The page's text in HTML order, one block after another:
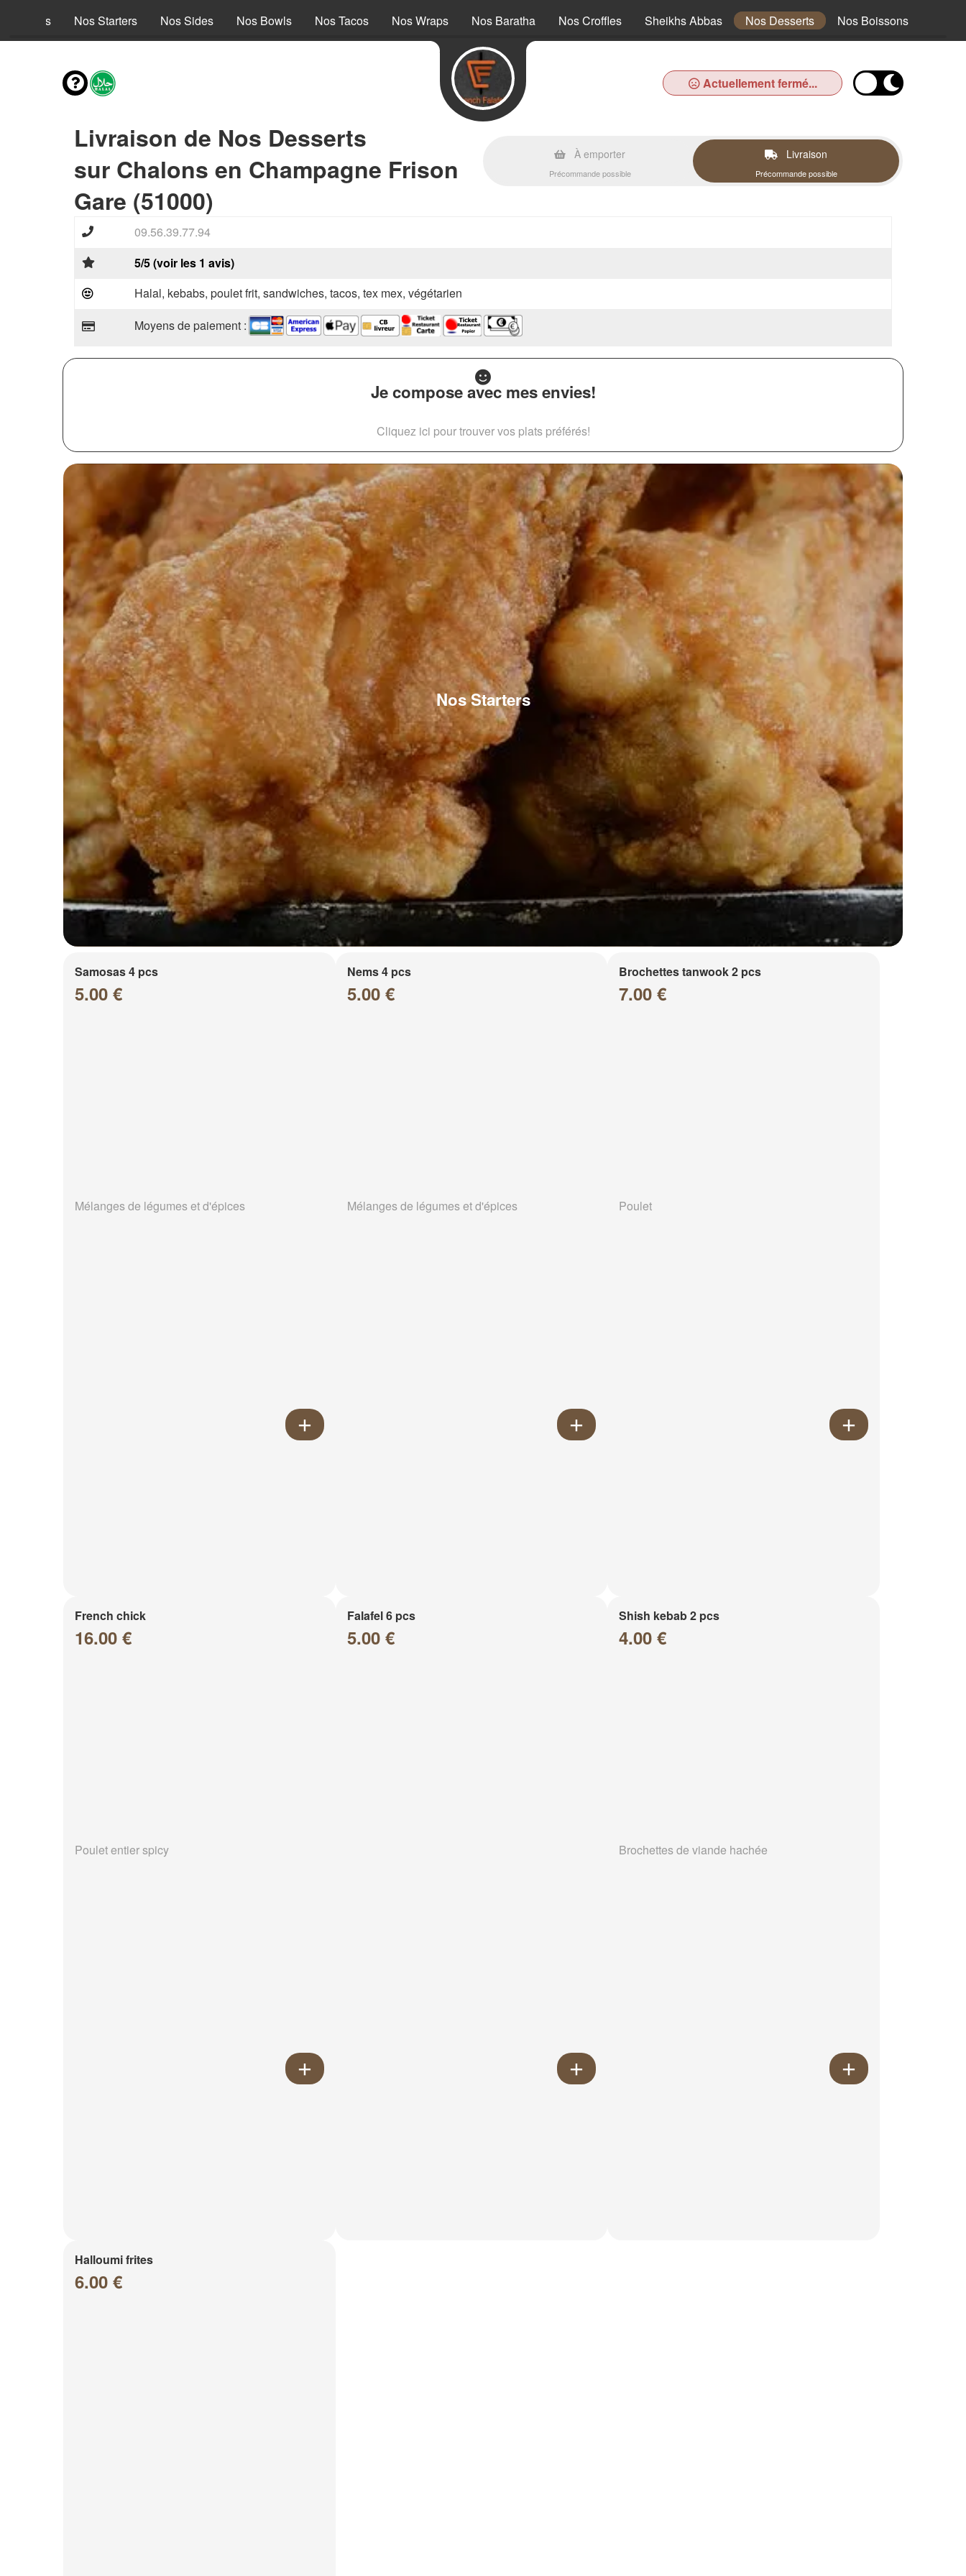
envies Nos Starters Nos Sides Nos Bowls Nos Tacos Nos Wraps Nos Baratha Nos Croffles Sheikhs Abbas Nos Desserts Nos Boissons
Actuellement fermé...
Livraison de Nos Desserts
sur Chalons en Champagne Frison
Gare (51000)
À emporter
Précommande possible
Livraison
Précommande possible
09.56.39.77.94
5/5 (voir les 1 avis)
Halal, kebabs, poulet frit, sandwiches, tacos, tex mex, végétarien
Moyens de paiement :
Je compose avec mes envies!
Cliquez ici pour trouver vos plats préférés!
Nos Starters
Samosas 4 pcs
5.00 €
Mélanges de légumes et d'épices
Nems 4 pcs
5.00 €
Mélanges de légumes et d'épices
Brochettes tanwook 2 pcs
7.00 €
Poulet
French chick
16.00 €
Poulet entier spicy
Falafel 6 pcs
5.00 €
Shish kebab 2 pcs
4.00 €
Brochettes de viande hachée
Halloumi frites
6.00 €